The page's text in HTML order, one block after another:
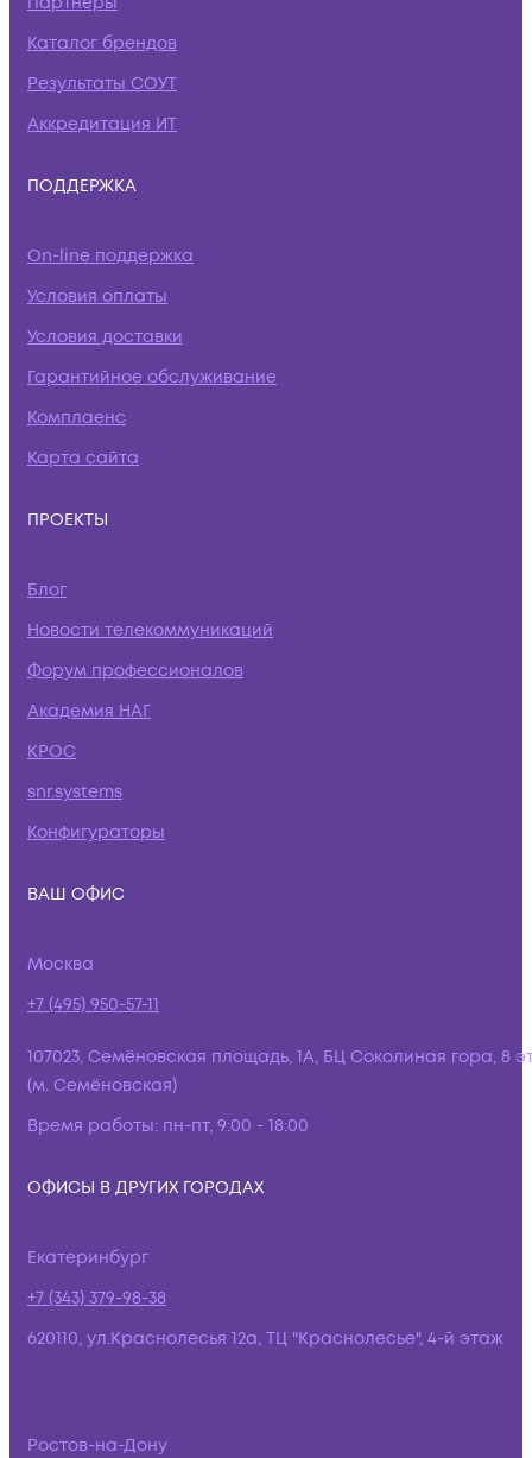
Каталог брендов
Результаты СОУТ
Аккредитация ИТ
ПОДДЕРЖКА
On-line поддержка
Условия оплаты
Условия доставки
Гарантийное обслуживание
Комплаенс
Карта сайта
ПРОЕКТЫ
Блог
Новости телекоммуникаций
Форум профессионалов
Академия НАГ
КРОС
snr.systems
Конфигураторы
ВАШ ОФИС
Москва
+7 (495) 950-57-11
107023, Семёновская площадь, 1А, БЦ Соколиная гора, 8
(м. Семёновская)
Время работы: пн-пт, 9:00 - 18:00
ОФИСЫ В ДРУГИХ ГОРОДАХ
Екатеринбург
+7 (343) 379-98-38
620110, ул.Краснолесья 12а, ТЦ "Краснолесье", 4-й этаж
Ростов-на-Дону